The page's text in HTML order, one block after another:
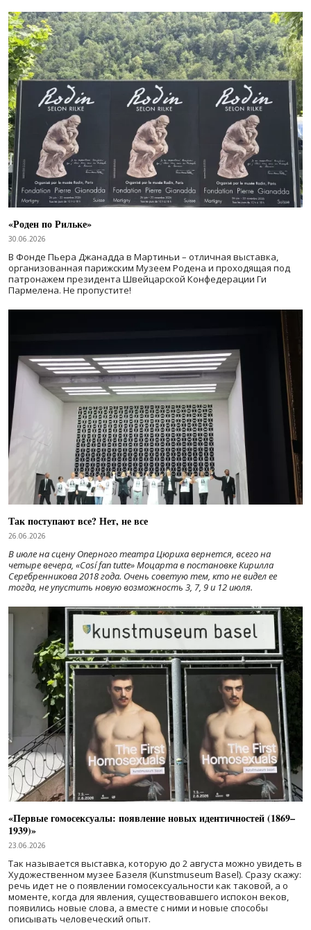
«Роден по Рильке»
30.06.2026
В Фонде Пьера Джанадда в Мартиньи – отличная выставка,
организованная парижским Музеем Родена и проходящая под
патронажем президента Швейцарской Конфедерации Ги
Пармелена. Не пропустите!
Так поступают все? Нет, не все
26.06.2026
В июле на сцену Оперного театра Цюриха вернется, всего на
четыре вечера, «Cosí fan tutte» Моцарта в постановке Кирилла
Серебренникова 2018 года. Очень советую тем, кто не видел ее
тогда, не упустить новую возможность 3, 7, 9 и 12 июля.
«Первые гомосексуалы: появление новых идентичностей (1869–
1939)»
23.06.2026
Так называется выставка, которую до 2 августа можно увидеть в
Художественном музее Базеля (Kunstmuseum Basel). Сразу скажу:
речь идет не о появлении гомосексуальности как таковой, а о
моменте, когда для явления, существовавшего испокон веков,
появились новые слова, а вместе с ними и новые способы
описывать человеческий опыт.